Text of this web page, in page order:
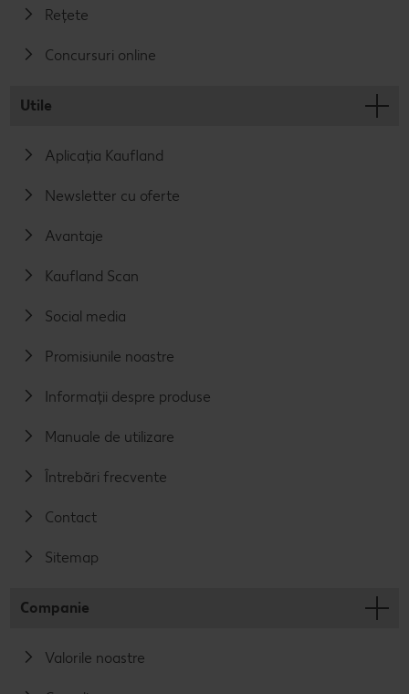
Rețete
Concursuri online
Utile
Aplicația Kaufland
Newsletter cu oferte
Avantaje
Kaufland Scan
Social media
Promisiunile noastre
Informații despre produse
Manuale de utilizare
Întrebări frecvente
Contact
Sitemap
Companie
Valorile noastre